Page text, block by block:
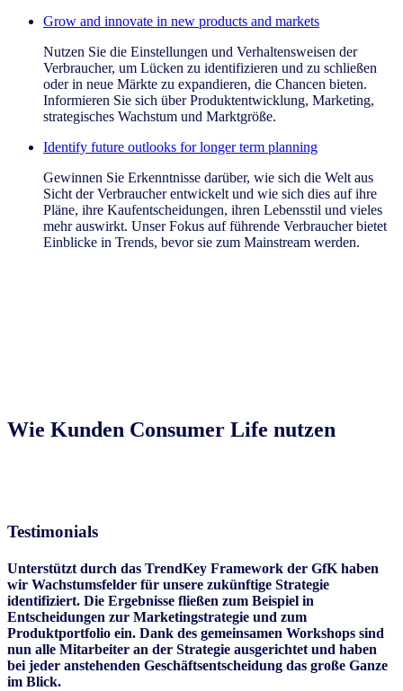
Grow and innovate in new products and markets
Nutzen Sie die Einstellungen und Verhaltensweisen der
Verbraucher, um Lücken zu identifizieren und zu schließen
oder in neue Märkte zu expandieren, die Chancen bieten.
Informieren Sie sich über Produktentwicklung, Marketing,
strategisches Wachstum und Marktgröße.
Identify future outlooks for longer term planning
Gewinnen Sie Erkenntnisse darüber, wie sich die Welt aus
Sicht der Verbraucher entwickelt und wie sich dies auf ihre
Pläne, ihre Kaufentscheidungen, ihren Lebensstil und vieles
mehr auswirkt. Unser Fokus auf führende Verbraucher bietet
Einblicke in Trends, bevor sie zum Mainstream werden.
Wie Kunden Consumer Life nutzen
Testimonials
Unterstützt durch das TrendKey Framework der GfK haben
wir Wachstumsfelder für unsere zukünftige Strategie
identifiziert. Die Ergebnisse fließen zum Beispiel in
Entscheidungen zur Marketingstrategie und zum
Produktportfolio ein. Dank des gemeinsamen Workshops sind
nun alle Mitarbeiter an der Strategie ausgerichtet und haben
bei jeder anstehenden Geschäftsentscheidung das große Ganze
im Blick.